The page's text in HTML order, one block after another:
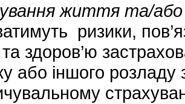
життя та/або
ризики,
здоров’ю
або іншого розладу